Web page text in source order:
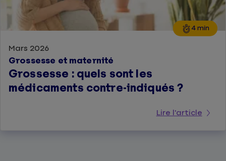
4 min
Mars 2026
Grossesse et maternité
Grossesse : quels sont les
médicaments contre-indiqués ?
Lire l'article